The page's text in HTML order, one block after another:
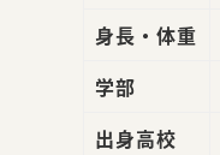
身長・体重
学部
出身高校